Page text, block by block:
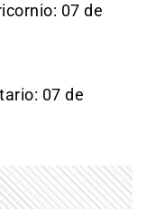
07 de
07 de